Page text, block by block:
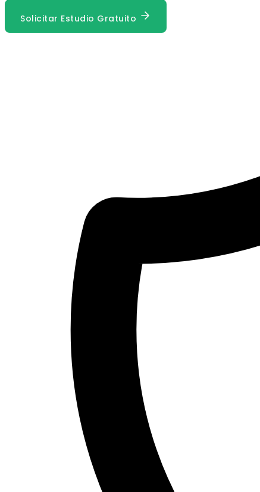
Solicitar Estudio Gratuito